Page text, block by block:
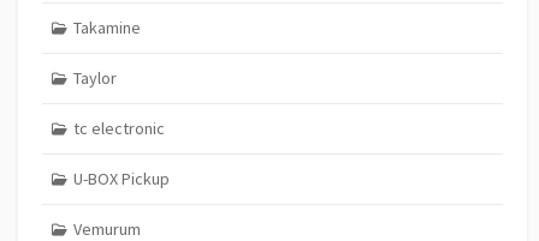
Takamine
Taylor
tc electronic
U-BOX Pickup
Vemurum